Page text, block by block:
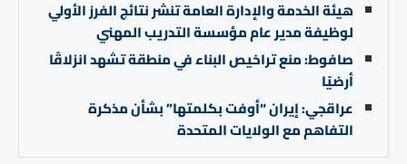
هيئة الخدمة والإدارة العامة تنشر نتائج الفرز الأولي
لوظيفة مدير عام مؤسسة التدريب المهني
صافوط: منع تراخيص البناء في منطقة تشهد انزلاقًا
أرضيًا
عراقجي: إيران “أوفت بكلمتها” بشأن مذكرة
التفاهم مع الولايات المتحدة